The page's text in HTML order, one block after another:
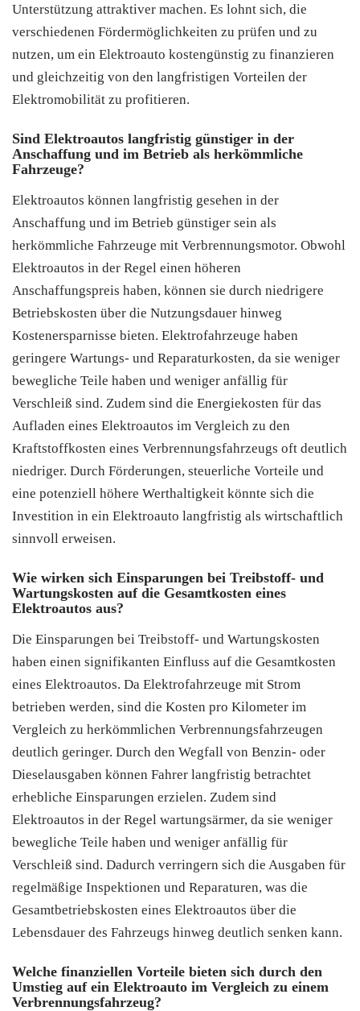
Unterstützung attraktiver machen. Es lohnt sich, die
verschiedenen Fördermöglichkeiten zu prüfen und zu
nutzen, um ein Elektroauto kostengünstig zu finanzieren
und gleichzeitig von den langfristigen Vorteilen der
Elektromobilität zu profitieren.
Sind Elektroautos langfristig günstiger in der
Anschaffung und im Betrieb als herkömmliche
Fahrzeuge?
Elektroautos können langfristig gesehen in der
Anschaffung und im Betrieb günstiger sein als
herkömmliche Fahrzeuge mit Verbrennungsmotor. Obwohl
Elektroautos in der Regel einen höheren
Anschaffungspreis haben, können sie durch niedrigere
Betriebskosten über die Nutzungsdauer hinweg
Kostenersparnisse bieten. Elektrofahrzeuge haben
geringere Wartungs- und Reparaturkosten, da sie weniger
bewegliche Teile haben und weniger anfällig für
Verschleiß sind. Zudem sind die Energiekosten für das
Aufladen eines Elektroautos im Vergleich zu den
Kraftstoffkosten eines Verbrennungsfahrzeugs oft deutlich
niedriger. Durch Förderungen, steuerliche Vorteile und
eine potenziell höhere Werthaltigkeit könnte sich die
Investition in ein Elektroauto langfristig als wirtschaftlich
sinnvoll erweisen.
Wie wirken sich Einsparungen bei Treibstoff- und
Wartungskosten auf die Gesamtkosten eines
Elektroautos aus?
Die Einsparungen bei Treibstoff- und Wartungskosten
haben einen signifikanten Einfluss auf die Gesamtkosten
eines Elektroautos. Da Elektrofahrzeuge mit Strom
betrieben werden, sind die Kosten pro Kilometer im
Vergleich zu herkömmlichen Verbrennungsfahrzeugen
deutlich geringer. Durch den Wegfall von Benzin- oder
Dieselausgaben können Fahrer langfristig betrachtet
erhebliche Einsparungen erzielen. Zudem sind
Elektroautos in der Regel wartungsärmer, da sie weniger
bewegliche Teile haben und weniger anfällig für
Verschleiß sind. Dadurch verringern sich die Ausgaben für
regelmäßige Inspektionen und Reparaturen, was die
Gesamtbetriebskosten eines Elektroautos über die
Lebensdauer des Fahrzeugs hinweg deutlich senken kann.
Welche finanziellen Vorteile bieten sich durch den
Umstieg auf ein Elektroauto im Vergleich zu einem
Verbrennungsfahrzeug?